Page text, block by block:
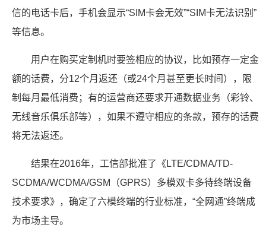
信的电话卡后，手机会显示“SIM卡会无效”“SIM卡无法识别”
等信息。
用户在购买定制机时要签相应的协议，比如预存一定金
额的话费，分12个月返还（或24个月甚至更长时间），限
制每月最低消费；有的运营商还要求开通数据业务（彩铃、
无线音乐俱乐部等），如果不遵守相应的条款，预存的话费
将无法返还。
结果在2016年，工信部批准了《LTE/CDMA/TD-
SCDMA/WCDMA/GSM（GPRS）多模双卡多待终端设备
技术要求》，确定了六模终端的行业标准，“全网通”终端成
为市场主导。